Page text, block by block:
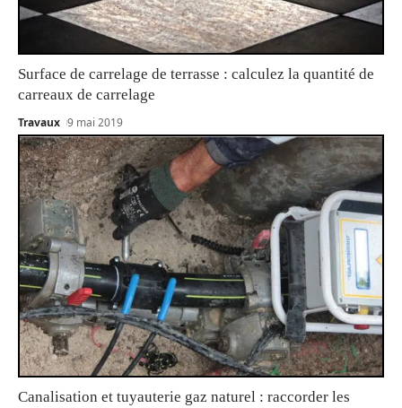
Surface de carrelage de terrasse : calculez la quantité de
carreaux de carrelage
Travaux 9 mai 2019
Canalisation et tuyauterie gaz naturel : raccorder les